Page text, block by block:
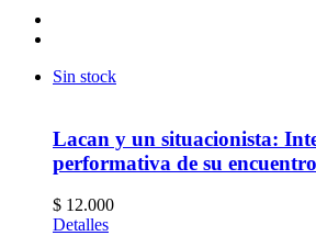
Sin stock
Lacan y un situacionista:
performativa de su
$ 12.000
Detalles